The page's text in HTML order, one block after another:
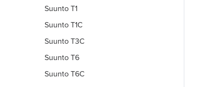
Suunto T1
Suunto T1C
Suunto T3C
Suunto T6
Suunto T6C